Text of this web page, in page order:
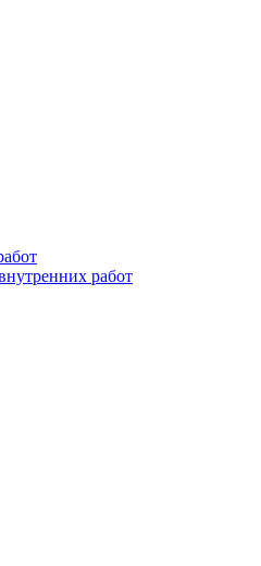
работ